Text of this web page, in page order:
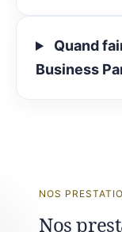
Quand
Business
NOS
Nos